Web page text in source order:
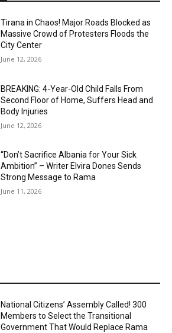
Tirana in Chaos! Major Roads Blocked as
Massive Crowd of Protesters Floods the
City Center
June 12, 2026
BREAKING: 4-Year-Old Child Falls From
Second Floor of Home, Suffers Head and
Body Injuries
June 12, 2026
“Don’t Sacrifice Albania for Your Sick
Ambition” – Writer Elvira Dones Sends
Strong Message to Rama
June 11, 2026
National Citizens’ Assembly Called! 300
Members to Select the Transitional
Government That Would Replace Rama